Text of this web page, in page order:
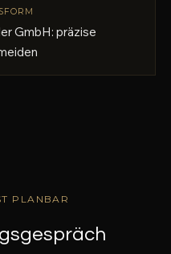
GmbH: präzise
PLANBAR